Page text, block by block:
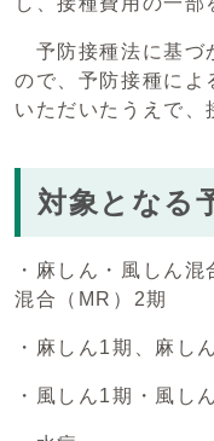
予防接種法に基づ
ので、予防接種によ
いただいたうえで、
対象となる
・麻しん・風しん
混合（MR）2期
・麻しん1期、麻し
・風しん1期・風し